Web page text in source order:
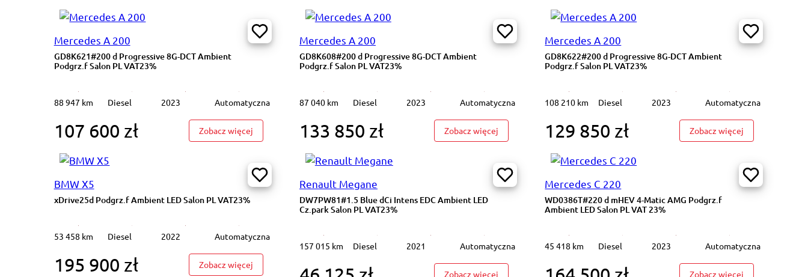
Mercedes A 200
GD8K621#200 d Progressive 8G-DCT Ambient
Podgrz.f Salon PL VAT23%
88 947 km Diesel 2023 Automatyczna
107 600 zł Zobacz więcej: GD8K621#200 d Progressive 8G-DCT Ambient Podgrz.f Salon PL VAT23%
Mercedes A 200
GD8K608#200 d Progressive 8G-DCT Ambient
Podgrz.f Salon PL VAT23%
87 040 km Diesel 2023 Automatyczna
133 850 zł Zobacz więcej : GD8K608#200 d Progressive 8G-DCT Ambient Podgrz.f Salon PL VAT23%
Mercedes A 200
GD8K622#200 d Progressive 8G-DCT Ambient
Podgrz.f Salon PL VAT23%
108 210 km Diesel 2023 Automatyczna
129 850 zł Zobacz więcej
BMW X5
xDrive25d Podgrz.f Ambient LED Salon PL VAT23%
53 458 km Diesel 2022 Automatyczna
195 900 zł Zobacz więcej: xDrive25d Podgrz.f Ambient LED Salon PL VAT23%
Renault Megane
DW7PW81#1.5 Blue dCi Intens EDC Ambient LED
Cz.park Salon PL VAT23%
157 015 km Diesel 2021 Automatyczna
Zobacz więcej : DW7PW81#1.5 Blue dCi Intens EDC Ambient LED Cz.park Salon PL VAT23%
Mercedes C 220
WD0386T#220 d mHEV 4-Matic AMG Podgrz.f
Ambient LED Salon PL VAT 23%
45 418 km Diesel 2023 Automatyczna
Zobacz więcej